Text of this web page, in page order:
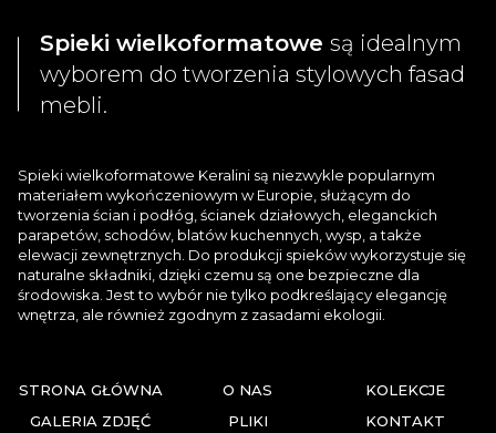
Spieki wielkoformatowe są idealnym
wyborem do tworzenia stylowych fasad
mebli.
Spieki wielkoformatowe Keralini są niezwykle popularnym
materiałem wykończeniowym w Europie, służącym do
tworzenia ścian i podłóg, ścianek działowych, eleganckich
parapetów, schodów, blatów kuchennych, wysp, a także
elewacji zewnętrznych. Do produkcji spieków wykorzystuje się
naturalne składniki, dzięki czemu są one bezpieczne dla
środowiska. Jest to wybór nie tylko podkreślający elegancję
wnętrza, ale również zgodnym z zasadami ekologii.
STRONA GŁÓWNA O NAS
KOLEKCJE
GALERIA ZDJĘĆ
PLIKI KONTAKT